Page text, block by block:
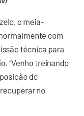
o meia-
com
técnica para
“Venho treinando
do
no